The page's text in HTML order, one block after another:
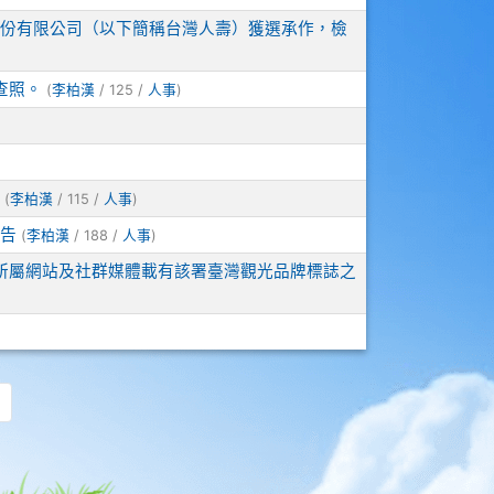
有限公司（以下簡稱台灣人壽）獲選承作，檢
。 (李柏漢/ 125 / 人事)
(李柏漢/ 115 / 人事)
(李柏漢/ 188 / 人事)
網站及社群媒體載有該署臺灣觀光品牌標誌之